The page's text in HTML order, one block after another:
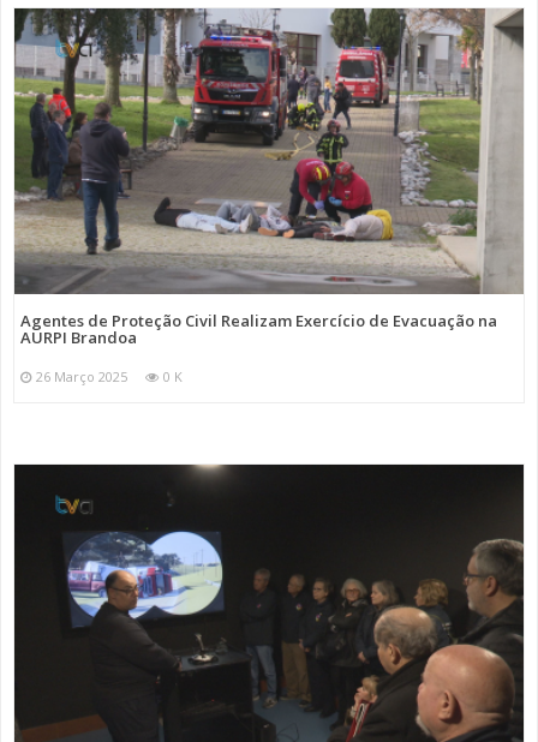
Agentes de Proteção Civil Realizam Exercício de Evacuação na
AURPI Brandoa
26 Março 2025 0 K